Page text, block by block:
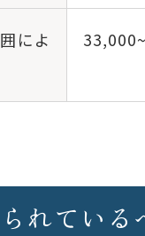
によ
れている